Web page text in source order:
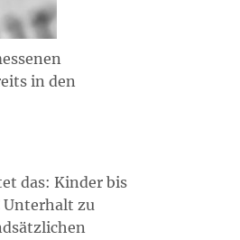
in den
das: Kinder bis
Unterhalt zu